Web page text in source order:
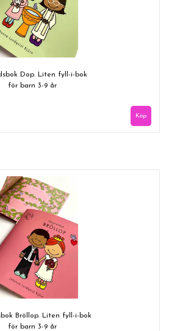
Dop. Liten fyll-i-bok
för barn 3-9 år
Bröllop. Liten fyll-i-bok
för barn 3-9 år